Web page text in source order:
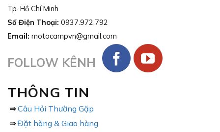
Tp. Hồ Chí Minh
Số Điện Thoại: 0937.972.792
Email: motocampvn@gmail.com
FOLLOW KÊNH
THÔNG TIN
⇒ Câu Hỏi Thường Gặp
⇒ Đặt hàng & Giao hàng